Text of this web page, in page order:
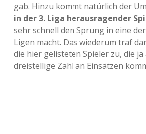
gab. Hinzu kommt natürlich der
in der 3. Liga herausragender
sehr schnell den Sprung in eine
Ligen macht. Das wiederum traf
die hier gelisteten Spieler zu, die
dreistellige Zahl an Einsätzen